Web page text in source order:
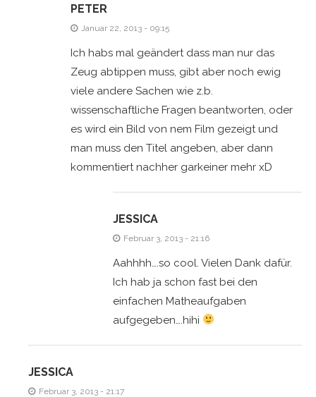
PETER
Januar 22, 2013 - 09:15
Ich habs mal geändert dass man nur das
Zeug abtippen muss, gibt aber noch ewig
viele andere Sachen wie z.b.
wissenschaftliche Fragen beantworten, oder
es wird ein Bild von nem Film gezeigt und
man muss den Titel angeben, aber dann
kommentiert nachher garkeiner mehr xD
JESSICA
Februar 3, 2013 - 21:16
Aahhhh….so cool. Vielen Dank dafür.
Ich hab ja schon fast bei den
einfachen Matheaufgaben
aufgegeben….hihi
JESSICA
Februar 3, 2013 - 21:17